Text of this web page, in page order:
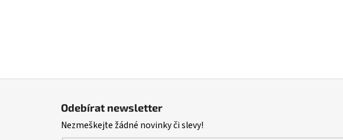
Odebírat newsletter
Nezmeškejte žádné novinky či slevy!